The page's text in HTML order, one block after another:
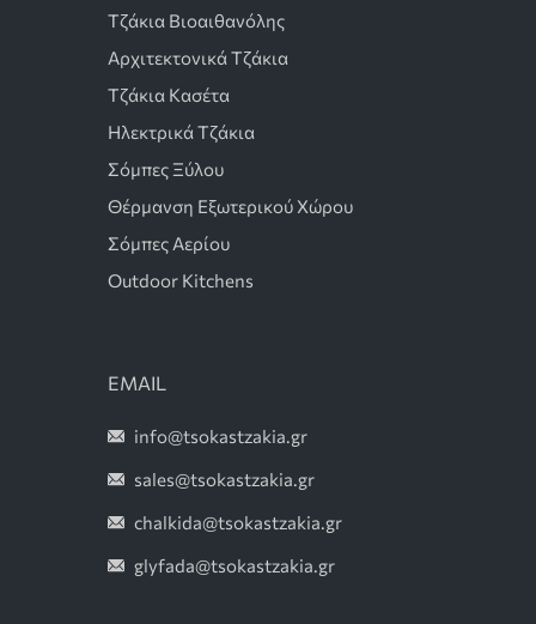
Τζάκια Βιοαιθανόλης
Αρχιτεκτονικά Τζάκια
Τζάκια Κασέτα
Ηλεκτρικά Τζάκια
Σόμπες Ξύλου
Θέρμανση Εξωτερικού Χώρου
Σόμπες Αερίου
Outdoor Kitchens
EMAIL
info@tsokastzakia.gr
sales@tsokastzakia.gr
chalkida@tsokastzakia.gr
glyfada@tsokastzakia.gr